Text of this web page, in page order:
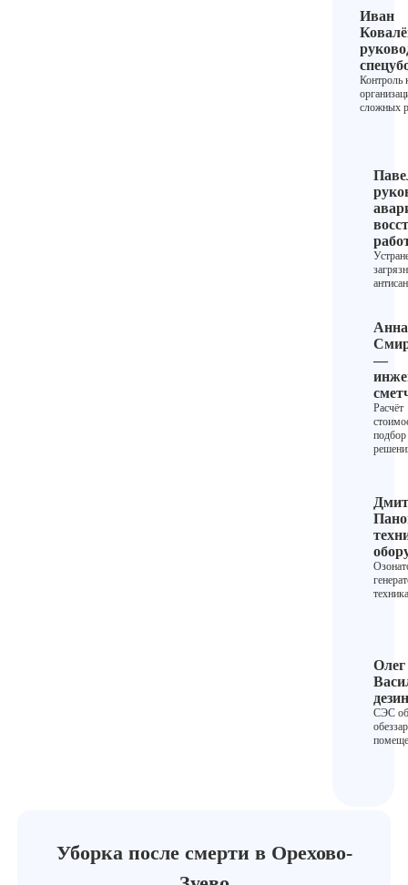
Иван
Контроль
сложных
Анна
—
Расчёт
подбор
техника
Олег
СЭС
Уборка после смерти в Орехово-